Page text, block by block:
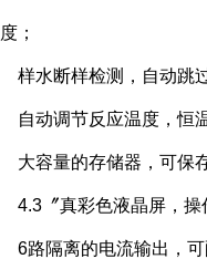
度；
样水断样检测，自动跳
自动调节反应温度，恒
大容量的存储器，可保
4.3 〞真彩色液晶屏，
6路隔离的电流输出，